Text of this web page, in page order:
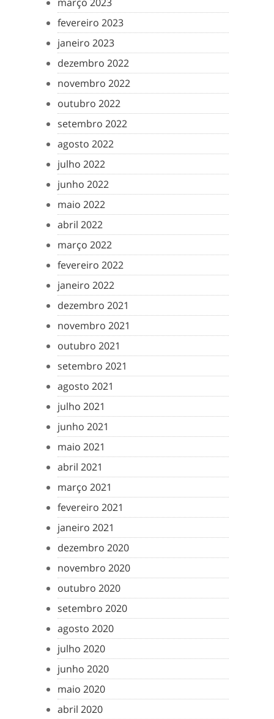
fevereiro 2023
janeiro 2023
dezembro 2022
novembro 2022
outubro 2022
setembro 2022
agosto 2022
julho 2022
junho 2022
maio 2022
abril 2022
março 2022
fevereiro 2022
janeiro 2022
dezembro 2021
novembro 2021
outubro 2021
setembro 2021
agosto 2021
julho 2021
junho 2021
maio 2021
abril 2021
março 2021
fevereiro 2021
janeiro 2021
dezembro 2020
novembro 2020
outubro 2020
setembro 2020
agosto 2020
julho 2020
junho 2020
maio 2020
abril 2020